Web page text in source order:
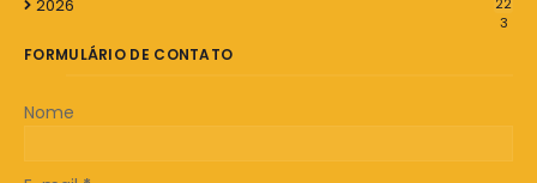
2026
22
3
FORMULÁRIO DE CONTATO
Nome